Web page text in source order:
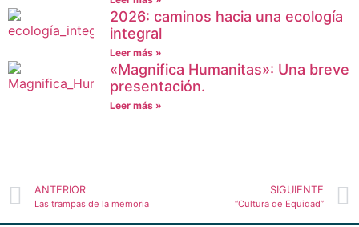
2026: caminos hacia una ecología
integral
Leer más »
«Magnifica Humanitas»: Una breve
presentación.
Leer más »
ANTERIOR
Las trampas de la memoria
SIGUIENTE
“Cultura de Equidad”